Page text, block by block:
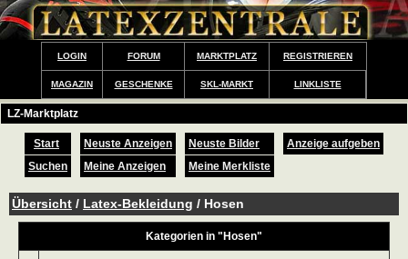
LOGIN FORUM MARKTPLATZ REGISTRIEREN
MAGAZIN GESCHENKE SKL-MARKT LINKLISTE
LZ-Marktplatz
Start Neuste Anzeigen Neuste Bilder
Anzeige aufgeben
Suchen
Meine Anzeigen Meine Merkliste
Übersicht / Latex-Bekleidung / Hosen
Kategorien in "Hosen"